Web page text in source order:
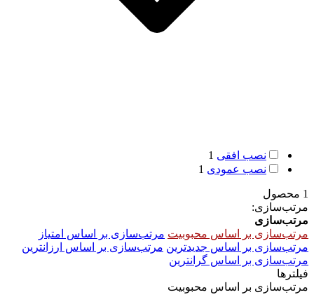
نصب افقی 1
نصب عمودی 1
1 محصول
مرتب‌سازی:
مرتب‌سازی
مرتب‌سازی بر اساس محبوبیت مرتب‌سازی بر اساس امتیاز
مرتب‌سازی بر اساس جدیدترین مرتب‌سازی بر اساس ارزانترین
مرتب‌سازی بر اساس گرانترین
فیلترها
مرتب‌سازی بر اساس محبوبیت